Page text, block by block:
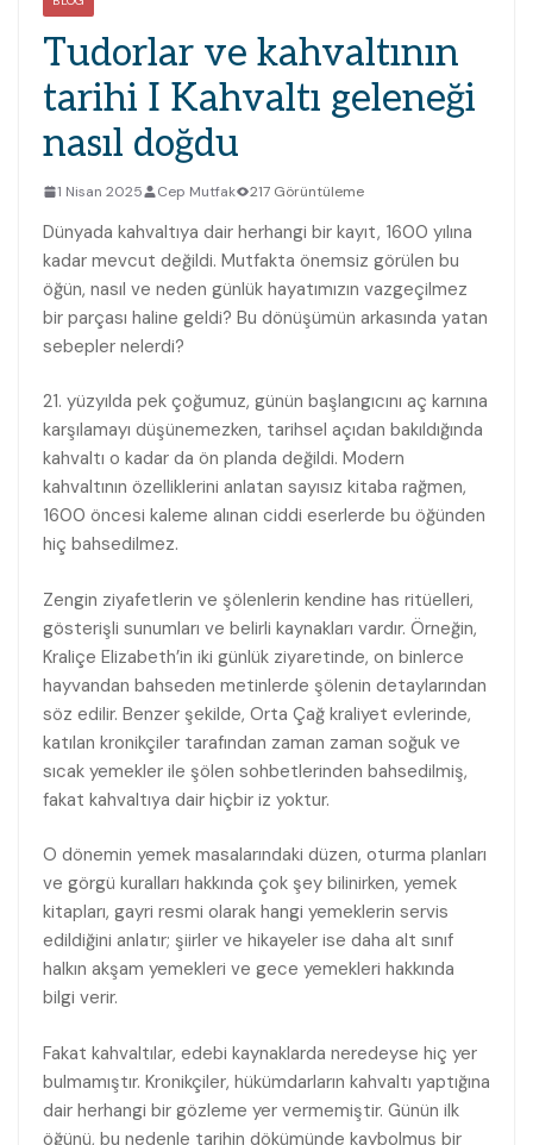
Tudorlar ve kahvaltının
tarihi I Kahvaltı geleneği
nasıl doğdu
1 Nisan 2025 Cep Mutfak 217 Görüntüleme
Dünyada kahvaltıya dair herhangi bir kayıt, 1600 yılına
kadar mevcut değildi. Mutfakta önemsiz görülen bu
öğün, nasıl ve neden günlük hayatımızın vazgeçilmez
bir parçası haline geldi? Bu dönüşümün arkasında yatan
sebepler nelerdi?
21. yüzyılda pek çoğumuz, günün başlangıcını aç karnına
karşılamayı düşünemezken, tarihsel açıdan bakıldığında
kahvaltı o kadar da ön planda değildi. Modern
kahvaltının özelliklerini anlatan sayısız kitaba rağmen,
1600 öncesi kaleme alınan ciddi eserlerde bu öğünden
hiç bahsedilmez.
Zengin ziyafetlerin ve şölenlerin kendine has ritüelleri,
gösterişli sunumları ve belirli kaynakları vardır. Örneğin,
Kraliçe Elizabeth’in iki günlük ziyaretinde, on binlerce
hayvandan bahseden metinlerde şölenin detaylarından
söz edilir. Benzer şekilde, Orta Çağ kraliyet evlerinde,
katılan kronikçiler tarafından zaman zaman soğuk ve
sıcak yemekler ile şölen sohbetlerinden bahsedilmiş,
fakat kahvaltıya dair hiçbir iz yoktur.
O dönemin yemek masalarındaki düzen, oturma planları
ve görgü kuralları hakkında çok şey bilinirken, yemek
kitapları, gayri resmi olarak hangi yemeklerin servis
edildiğini anlatır; şiirler ve hikayeler ise daha alt sınıf
halkın akşam yemekleri ve gece yemekleri hakkında
bilgi verir.
Fakat kahvaltılar, edebi kaynaklarda neredeyse hiç yer
bulmamıştır. Kronikçiler, hükümdarların kahvaltı yaptığına
dair herhangi bir gözleme yer vermemiştir. Günün ilk
öğünü, bu nedenle tarihin dökümünde kaybolmuş bir